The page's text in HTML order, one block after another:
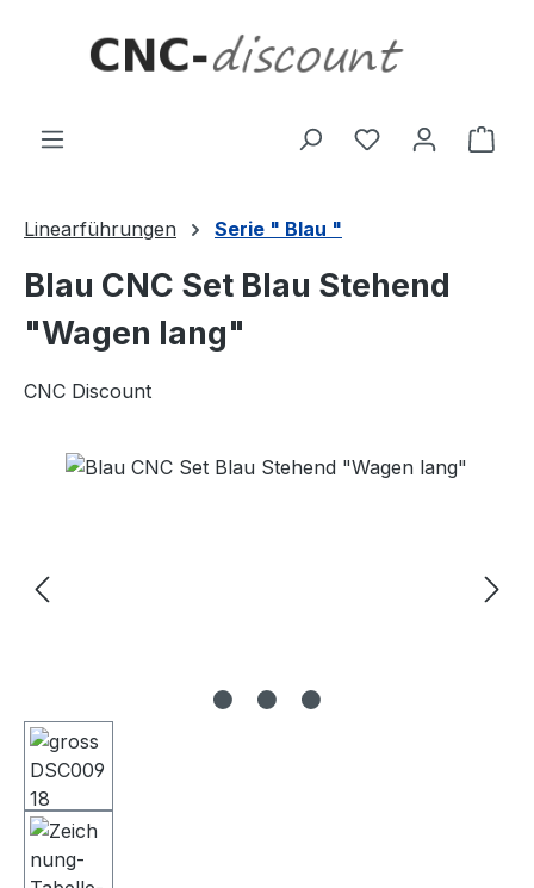
Linearführungen Serie " Blau "
Blau CNC Set Blau Stehend
"Wagen lang"
CNC Discount
Bildergalerie überspringen